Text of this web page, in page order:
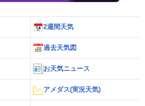
2週間天気
過去天気図
お天気ニュース
アメダス(実況天気)